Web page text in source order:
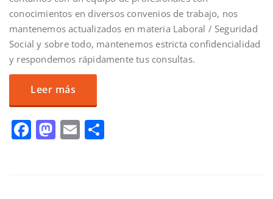
conocimientos en diversos convenios de trabajo, nos
mantenemos actualizados en materia Laboral / Seguridad
Social y sobre todo, mantenemos estricta confidencialidad
y respondemos rápidamente tus consultas.
Leer más
Facebook
Mastodon
Email